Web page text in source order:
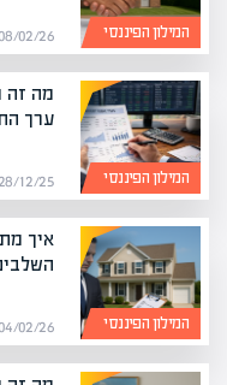
המילון הפיננסי 08/02/26 (כ״א שבט תשפ״ו) | מערכת
המילון הפיננסי
מה זה
ערך
28/12/25 (ח׳ טבת תשפ״ו) | מערכת
המילון הפיננסי
איך
04/02/26 (י״ז שבט תשפ״ו) | מערכת